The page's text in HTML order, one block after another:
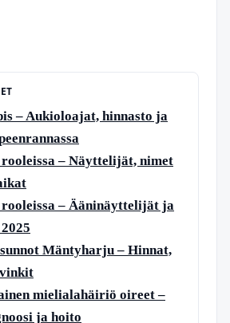
– Aukioloajat, hinnasto ja
– Näyttelijät, nimet
– Ääninäyttelijät ja
Mäntyharju – Hinnat,
mielialahäiriö oireet –
ja hoito